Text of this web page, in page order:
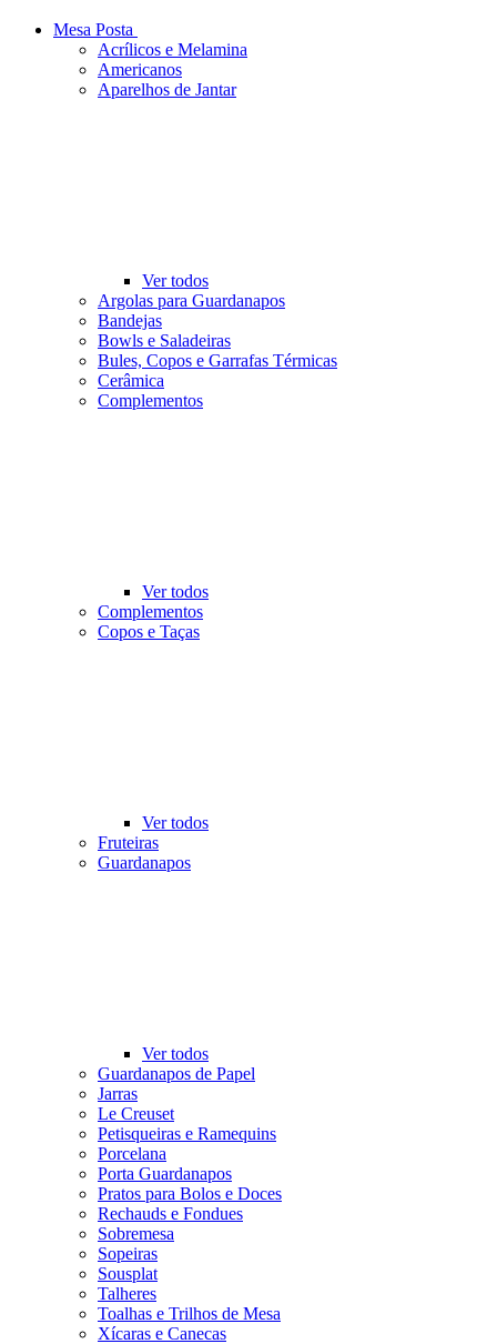
Mesa Posta
Acrílicos e Melamina
Americanos
Aparelhos de Jantar
Ver todos
Argolas para Guardanapos
Bandejas
Bowls e Saladeiras
Bules, Copos e Garrafas Térmicas
Cerâmica
Complementos
Ver todos
Complementos
Copos e Taças
Ver todos
Fruteiras
Guardanapos
Ver todos
Guardanapos de Papel
Jarras
Le Creuset
Petisqueiras e Ramequins
Porcelana
Porta Guardanapos
Pratos para Bolos e Doces
Rechauds e Fondues
Sobremesa
Sopeiras
Sousplat
Talheres
Toalhas e Trilhos de Mesa
Xícaras e Canecas